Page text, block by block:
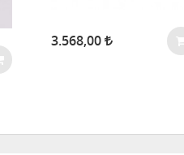
3.568,00